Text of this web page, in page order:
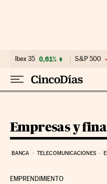
Ibex 35 0,61% S&P 500
Empresas y
BANCA TELECOMUNICACIONES
EMPRENDIMIENTO